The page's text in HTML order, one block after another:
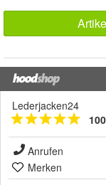
Lederjacken24
Anrufen
Merken